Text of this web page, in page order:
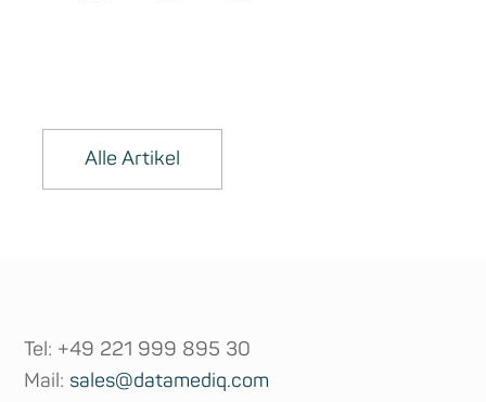
Alle Artikel
Tel: +49 221 999 895 30
Mail: sales@datamediq.com